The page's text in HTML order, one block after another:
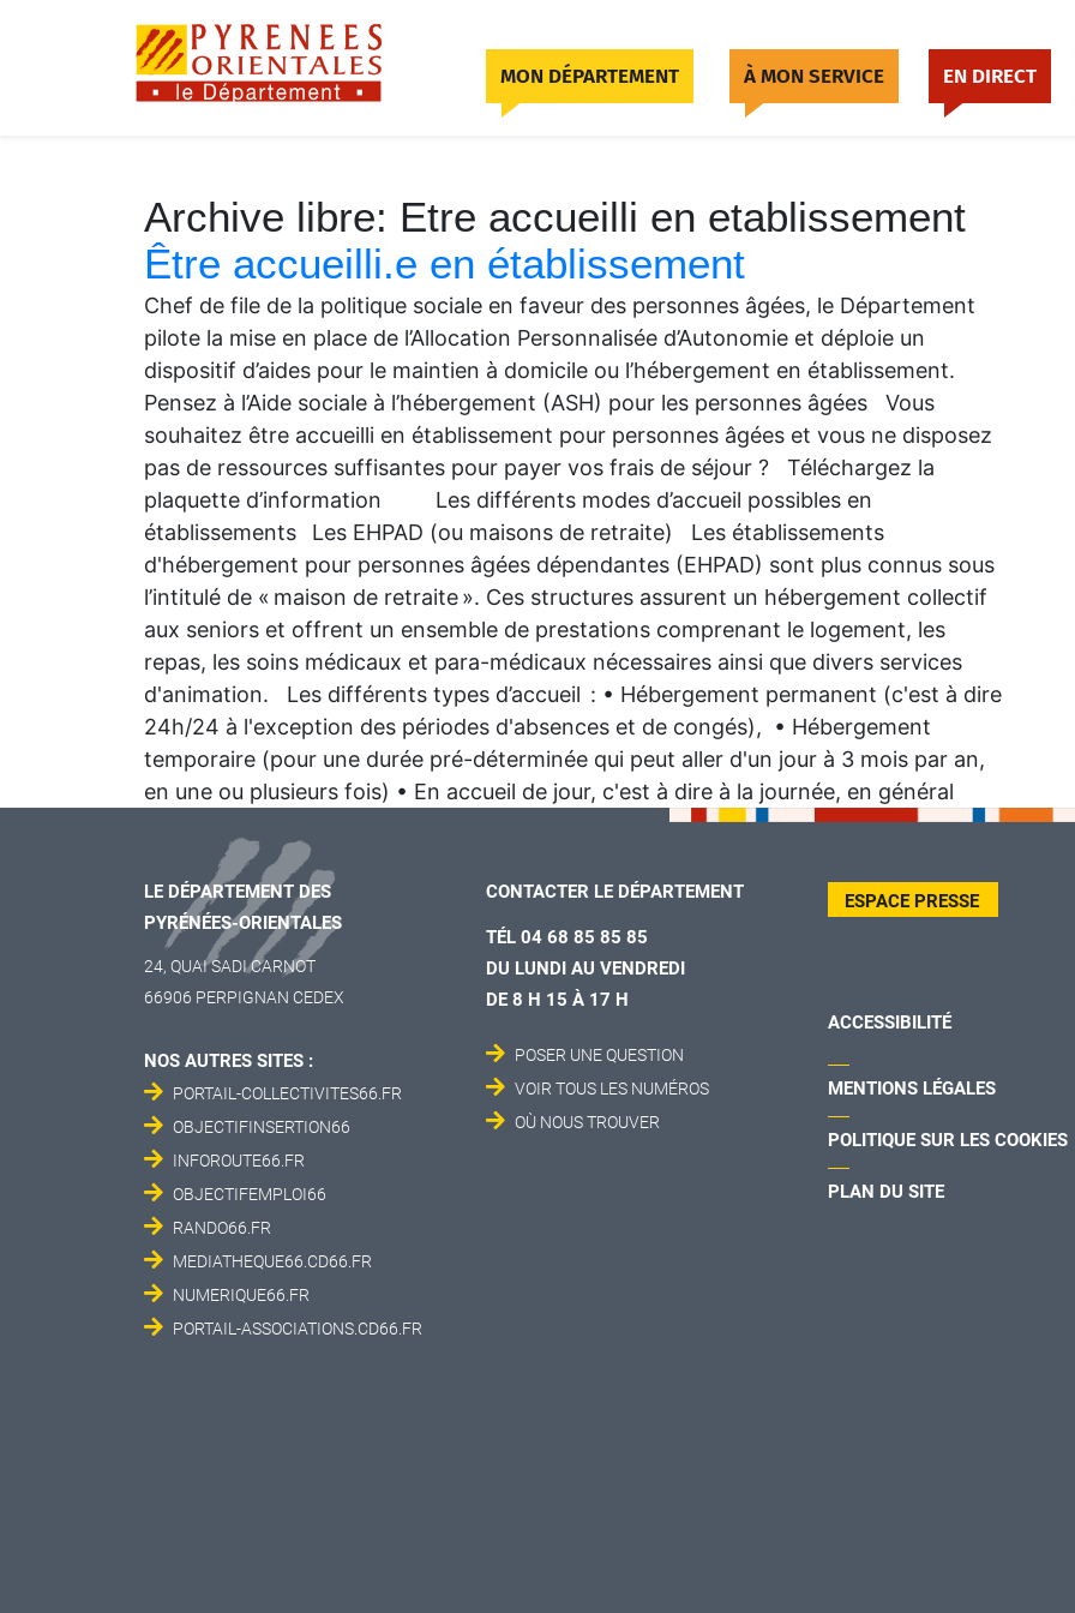
MON DÉPARTEMENT À MON SERVICE EN DIRECT
Archive libre: Etre accueilli en etablissement
Être accueilli.e en établissement
Chef de file de la politique sociale en faveur des personnes âgées, le Département
pilote la mise en place de l’Allocation Personnalisée d’Autonomie et déploie un
dispositif d’aides pour le maintien à domicile ou l’hébergement en établissement.
Pensez à l’Aide sociale à l’hébergement (ASH) pour les personnes âgées Vous
souhaitez être accueilli en établissement pour personnes âgées et vous ne disposez
pas de ressources suffisantes pour payer vos frais de séjour ? Téléchargez la
plaquette d’information Les différents modes d’accueil possibles en
établissements Les EHPAD (ou maisons de retraite) Les établissements
d'hébergement pour personnes âgées dépendantes (EHPAD) sont plus connus sous
l’intitulé de « maison de retraite ». Ces structures assurent un hébergement collectif
aux seniors et offrent un ensemble de prestations comprenant le logement, les
repas, les soins médicaux et para-médicaux nécessaires ainsi que divers services
d'animation. Les différents types d’accueil : • Hébergement permanent (c'est à dire
24h/24 à l'exception des périodes d'absences et de congés), • Hébergement
temporaire (pour une durée pré-déterminée qui peut aller d'un jour à 3 mois par an,
en une ou plusieurs fois) • En accueil de jour, c'est à dire à la journée, en général
LE DÉPARTEMENT DES
PYRÉNÉES-ORIENTALES
24, QUAI SADI CARNOT
66906 PERPIGNAN CEDEX
NOS AUTRES SITES :
PORTAIL-COLLECTIVITES66.FR
OBJECTIFINSERTION66
INFOROUTE66.FR
OBJECTIFEMPLOI66
RANDO66.FR
MEDIATHEQUE66.CD66.FR
NUMERIQUE66.FR
PORTAIL-ASSOCIATIONS.CD66.FR
CONTACTER LE DÉPARTEMENT
TÉL 04 68 85 85 85
DU LUNDI AU VENDREDI
DE 8 H 15 À 17 H
POSER UNE QUESTION
VOIR TOUS LES NUMÉROS
OÙ NOUS TROUVER
ESPACE PRESSE
ACCESSIBILITÉ
MENTIONS LÉGALES
POLITIQUE SUR LES COOKIES
PLAN DU SITE